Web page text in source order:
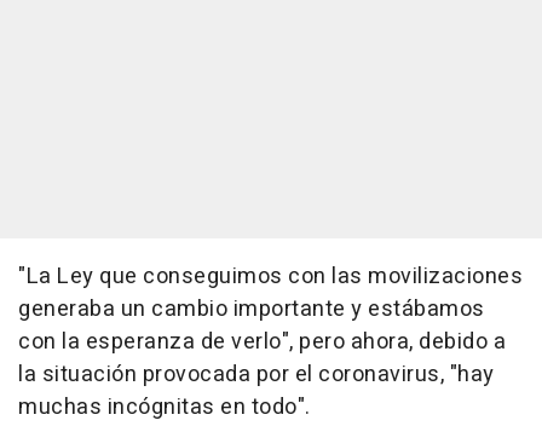
"La Ley que conseguimos con las movilizaciones
generaba un cambio importante y estábamos
con la esperanza de verlo", pero ahora, debido a
la situación provocada por el coronavirus, "hay
muchas incógnitas en todo".